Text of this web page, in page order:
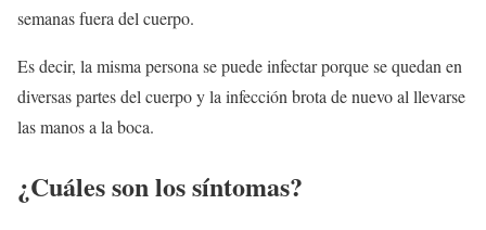
semanas fuera del cuerpo.
Es decir, la misma persona se puede infectar porque se quedan en
diversas partes del cuerpo y la infección brota de nuevo al llevarse
las manos a la boca.
¿Cuáles son los síntomas?